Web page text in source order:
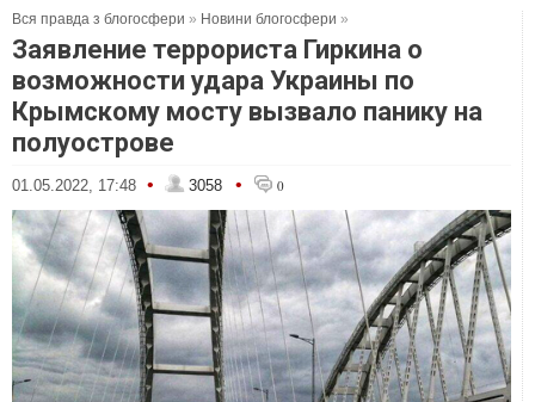
Вся правда з блогосфери » Новини блогосфери »
Заявление террориста Гиркина о
возможности удара Украины по
Крымскому мосту вызвало панику на
полуострове
01.05.2022, 17:48 • 3058 • 0